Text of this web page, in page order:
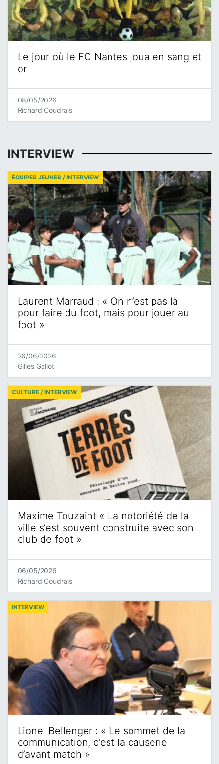
Le jour où le FC Nantes joua en sang et
or
08/05/2026
Richard Coudrais
INTERVIEW
Laurent Marraud : « On n’est pas là
pour faire du foot, mais pour jouer au
foot »
ÉQUIPES JEUNES / INTERVIEW
26/06/2026
Gilles Gallot
Maxime Touzaint « La notoriété de la
ville s’est souvent construite avec son
club de foot »
CULTURE / INTERVIEW
06/05/2026
Richard Coudrais
Lionel Bellenger : « Le sommet de la
communication, c’est la causerie
d’avant match »
INTERVIEW